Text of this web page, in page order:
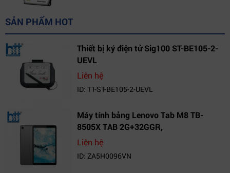
SẢN PHẨM HOT
Thiết bị ký điện tử Sig100 ST-BE105-2-
UEVL
Liên hệ
ID: TT-ST-BE105-2-UEVL
Máy tính bảng Lenovo Tab M8 TB-
8505X TAB 2G+32GGR,
VN_ZA5H0096VN
Liên hệ
ID: ZA5H0096VN